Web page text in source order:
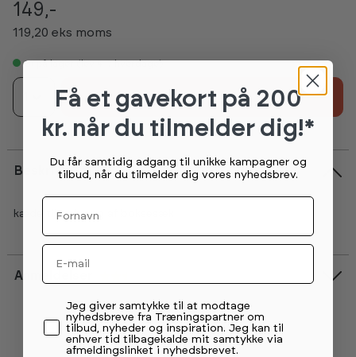
149,-
119,20 eks moms
5+
Tilføj til kurv
Beskrivelse
kæde til ophæng af boksesæk
Anmeldelser
Få et gavekort på 200
kr. når du tilmelder dig!*
Du får samtidig adgang til unikke kampagner og
tilbud, når du tilmelder dig vores nyhedsbrev.
Fornavn
Email
Permission tekst
Jeg giver samtykke til at modtage
nyhedsbreve fra Træningspartner om
tilbud, nyheder og inspiration. Jeg kan til
enhver tid tilbagekalde mit samtykke via
afmeldingslinket i nyhedsbrevet.